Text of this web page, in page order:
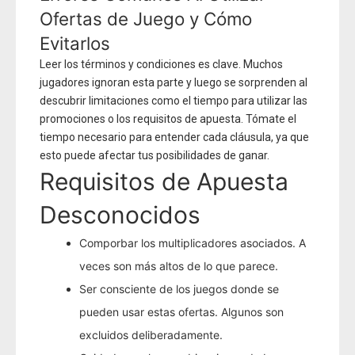
Ofertas de Juego y Cómo
Evitarlos
Leer los términos y condiciones es clave. Muchos
jugadores ignoran esta parte y luego se sorprenden al
descubrir limitaciones como el tiempo para utilizar las
promociones o los requisitos de apuesta. Tómate el
tiempo necesario para entender cada cláusula, ya que
esto puede afectar tus posibilidades de ganar.
Requisitos de Apuesta
Desconocidos
Comporbar los multiplicadores asociados. A
veces son más altos de lo que parece.
Ser consciente de los juegos donde se
pueden usar estas ofertas. Algunos son
excluidos deliberadamente.